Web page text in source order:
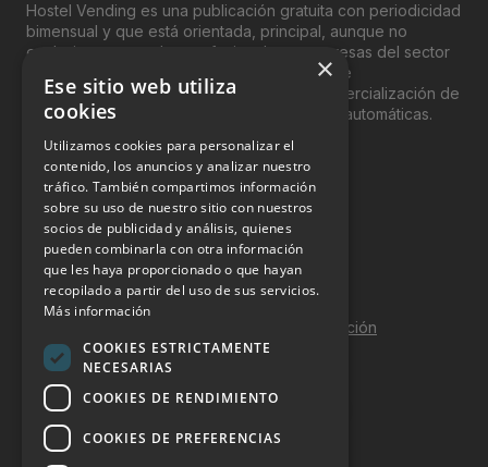
Hostel Vending es una publicación gratuita con periodicidad
bimensual y que está orientada, principal, aunque no
exclusivamente, a los profesionales y empresas del sector
del “Vending”; nombre con el que se conoce
genéricamente entre profesionales a la comercialización de
productos y servicios a través de máquinas automáticas.
INFORMACIÓN LEGAL
Aviso Legal
Política de Privacidad
Política de Cookies
Política de calidad y seguridad de la información
Contacto
×
Ese sitio web utiliza
cookies
Utilizamos cookies para personalizar el
contenido, los anuncios y analizar nuestro
tráfico. También compartimos información
sobre su uso de nuestro sitio con nuestros
socios de publicidad y análisis, quienes
pueden combinarla con otra información
que les haya proporcionado o que hayan
recopilado a partir del uso de sus servicios.
Más información
COOKIES ESTRICTAMENTE
NECESARIAS
COOKIES DE RENDIMIENTO
COOKIES DE PREFERENCIAS